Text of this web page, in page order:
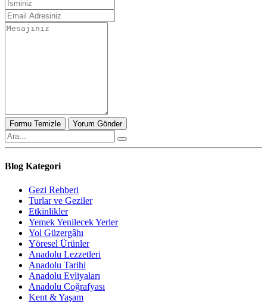
Blog Kategori
Gezi Rehberi
Turlar ve Geziler
Etkinlikler
Yemek Yenilecek Yerler
Yol Güzergâhı
Yöresel Ürünler
Anadolu Lezzetleri
Anadolu Tarihi
Anadolu Evliyaları
Anadolu Coğrafyası
Kent & Yaşam